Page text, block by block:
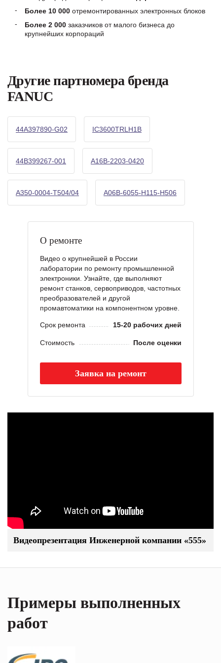
Более 10 000 отремонтированных электронных блоков
Более 2 000 заказчиков от малого бизнеса до
крупнейших корпораций
Другие партномера бренда
FANUC
44A397890-G02 IC3600TRLH1B
44B399267-001 A16B-2203-0420
A350-0004-T504/04 A06B-6055-H115-H506
О ремонте
Видео о крупнейшей в России
лаборатории по ремонту промышленной
электроники. Узнайте, где выполняют
ремонт станков, сервоприводов, частотных
преобразователей и другой
промавтоматики на компонентном уровне.
Срок ремонта 15-20 рабочих дней
Стоимость После оценки
Заявка на ремонт
Видеопрезентация Инженерной компании «555»
Примеры выполненных
работ